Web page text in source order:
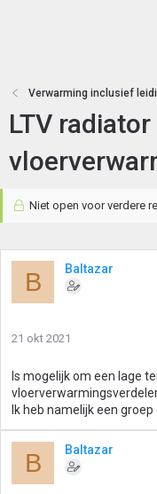
Verwarming inclusief
LTV
Niet open voor verdere
B Baltazar
21 okt 2021
Is mogelijk om een lage
Ik heb namelijk een
B Baltazar